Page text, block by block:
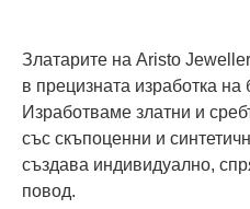
Златарите на Aristo
в прецизната изработка на
Изработваме златни и
със скъпоценни и
създава индивидуално,
повод.